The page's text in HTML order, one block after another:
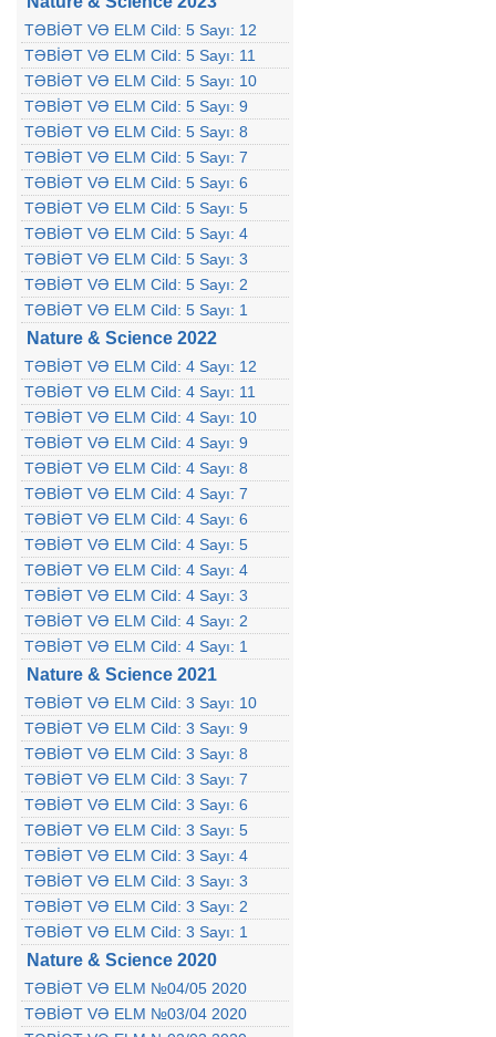
TƏBİƏT VƏ ELM Cild: 5 Sayı: 12
TƏBİƏT VƏ ELM Cild: 5 Sayı: 11
TƏBİƏT VƏ ELM Cild: 5 Sayı: 10
TƏBİƏT VƏ ELM Cild: 5 Sayı: 9
TƏBİƏT VƏ ELM Cild: 5 Sayı: 8
TƏBİƏT VƏ ELM Cild: 5 Sayı: 7
TƏBİƏT VƏ ELM Cild: 5 Sayı: 6
TƏBİƏT VƏ ELM Cild: 5 Sayı: 5
TƏBİƏT VƏ ELM Cild: 5 Sayı: 4
TƏBİƏT VƏ ELM Cild: 5 Sayı: 3
TƏBİƏT VƏ ELM Cild: 5 Sayı: 2
TƏBİƏT VƏ ELM Cild: 5 Sayı: 1
Nature & Science 2022
TƏBİƏT VƏ ELM Cild: 4 Sayı: 12
TƏBİƏT VƏ ELM Cild: 4 Sayı: 11
TƏBİƏT VƏ ELM Cild: 4 Sayı: 10
TƏBİƏT VƏ ELM Cild: 4 Sayı: 9
TƏBİƏT VƏ ELM Cild: 4 Sayı: 8
TƏBİƏT VƏ ELM Cild: 4 Sayı: 7
TƏBİƏT VƏ ELM Cild: 4 Sayı: 6
TƏBİƏT VƏ ELM Cild: 4 Sayı: 5
TƏBİƏT VƏ ELM Cild: 4 Sayı: 4
TƏBİƏT VƏ ELM Cild: 4 Sayı: 3
TƏBİƏT VƏ ELM Cild: 4 Sayı: 2
TƏBİƏT VƏ ELM Cild: 4 Sayı: 1
Nature & Science 2021
TƏBİƏT VƏ ELM Cild: 3 Sayı: 10
TƏBİƏT VƏ ELM Cild: 3 Sayı: 9
TƏBİƏT VƏ ELM Cild: 3 Sayı: 8
TƏBİƏT VƏ ELM Cild: 3 Sayı: 7
TƏBİƏT VƏ ELM Cild: 3 Sayı: 6
TƏBİƏT VƏ ELM Cild: 3 Sayı: 5
TƏBİƏT VƏ ELM Cild: 3 Sayı: 4
TƏBİƏT VƏ ELM Cild: 3 Sayı: 3
TƏBİƏT VƏ ELM Cild: 3 Sayı: 2
TƏBİƏT VƏ ELM Cild: 3 Sayı: 1
Nature & Science 2020
TƏBİƏT VƏ ELM №04/05 2020
TƏBİƏT VƏ ELM №03/04 2020